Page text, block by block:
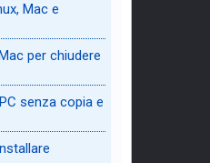
Mac e
per chiudere
senza copia e